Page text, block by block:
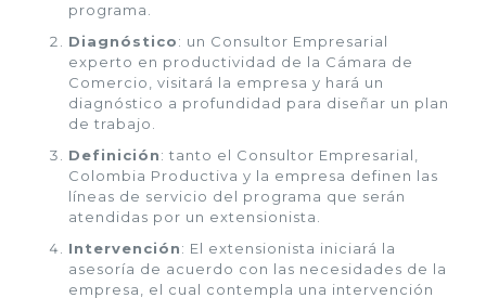
programa.
Diagnóstico: un Consultor Empresarial
experto en productividad de la Cámara de
Comercio, visitará la empresa y hará un
diagnóstico a profundidad para diseñar un plan
de trabajo.
Definición: tanto el Consultor Empresarial,
Colombia Productiva y la empresa definen las
líneas de servicio del programa que serán
atendidas por un extensionista.
Intervención: El extensionista iniciará la
asesoría de acuerdo con las necesidades de la
empresa, el cual contempla una intervención